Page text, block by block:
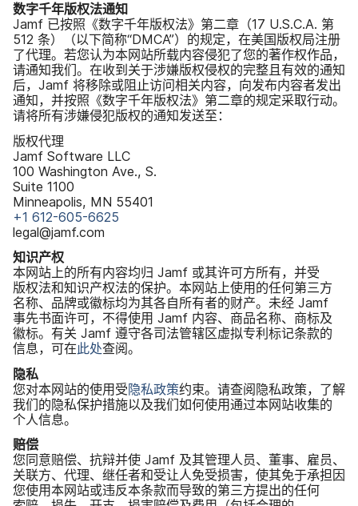
数字千年​版权法通知
Jamf 已​按照​《数字千年​版权法》​第二​章​（17 U.S.C.A. 第
512 条）​（以下简称​“DMCA”）​的​规定，​在​美国​版权局​注册​
了​代理。​若​您​认为​本​网站​所​载​内容​侵犯​了​您​的​著作权​作品，​
请​通知​我们。​在​收到​关于​涉嫌​版权​侵权​的​完整且​有效​的​通知​
后， Jamf 将​移除​或​阻止​访问​相关​内容，​向​发布​内容者​发出​
通知，​并​按照​《数字千年​版权法》​第二​章​的​规定​采取​行动。​
请​将​所有​涉嫌​侵犯​版权​的​通知​发送​至：
版权​代理
Jamf Software LLC
100 Washington Ave., S.
Suite 1100
Minneapolis, MN 55401
+1 612-605-6625
legal@jamf.com
知识​产权
本​网站​上​的​所有​内容​均​归 Jamf 或​其许​可方​所有，​并​受​
版权法​和​知识​产权法​的​保护。​本​网站​上​使用​的​任何​第三​方​
名称、​品牌​或​徽标均​为​其各​自​所有者​的​财产。​未​经 Jamf
事先​书面​许可，​不​得​使用 Jamf 内容、​商品​名称、​商标​及​
徽标。​有关 Jamf 遵守​各​司法管​辖区​虚拟​专利​标记​条款​的​
信息，​可​在此​处查阅。
隐私
您​对​本​网站​的​使用​受隐私​政策约束。​请​查阅​隐私​政策，​了解​
我们​的​隐私​保护​措施​以及​我们​如何​使用​通过​本​网站​收集​的​
个人​信息。
赔偿
您​同意​赔偿、​抗辩​并​使 Jamf 及​其​管理​人员、​董事、​雇员、​
关联方、​代理、​继任者​和​受​让​人免​受​损害，​使其免​于​承担​因​
您​使用​本​网站​或​违反本​条款​而​导致​的​第三​方​提出​的​任何​